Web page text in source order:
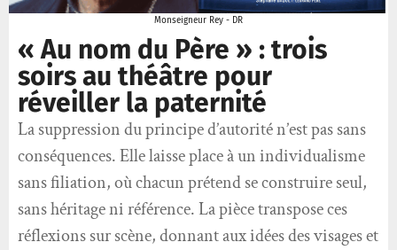
Monseigneur Rey - DR
« Au nom du Père » : trois
soirs au théâtre pour
réveiller la paternité
La suppression du principe d’autorité n’est pas sans
conséquences. Elle laisse place à un individualisme
sans filiation, où chacun prétend se construire seul,
sans héritage ni référence. La pièce transpose ces
réflexions sur scène, donnant aux idées des visages et